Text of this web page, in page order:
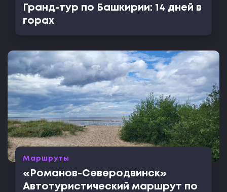
Гранд-тур по Башкирии: 14 дней в
горах
Маршруты
«Романов-Северодвинск»
Автотуристический маршрут по